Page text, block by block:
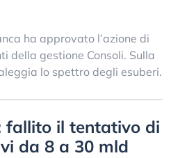
ha approvato l’azione di
della gestione Consoli. Sulla
lo spettro degli esuberi.
fallito il tentativo di
da 8 a 30 mld